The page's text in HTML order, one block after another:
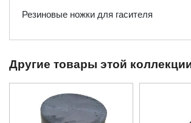
Резиновые ножки для гасителя
Другие товары этой